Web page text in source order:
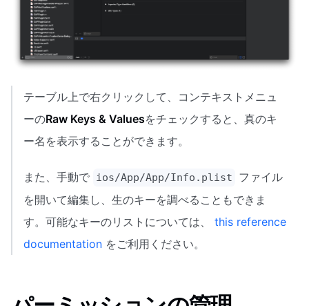
テーブル上で右クリックして、コンテキストメニュ
ーのRaw Keys & Valuesをチェックすると、真のキ
ー名を表示することができます。
また、手動で ios/App/App/Info.plist
ファイル
を開いて編集し、生のキーを調べることもできま
す。可能なキーのリストについては、 this reference
documentation をご利用ください。